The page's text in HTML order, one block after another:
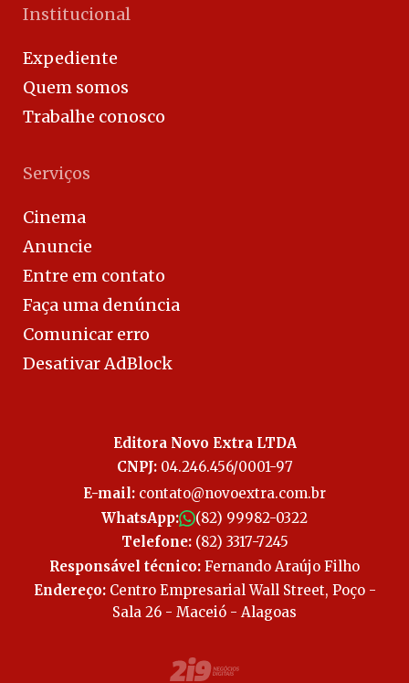
Institucional
Expediente
Quem somos
Trabalhe conosco
Serviços
Cinema
Anuncie
Entre em contato
Faça uma denúncia
Comunicar erro
Desativar AdBlock
Editora Novo Extra LTDA
CNPJ:04.246.456/0001-97
E-mail: contato@novoextra.com.br
WhatsApp:
(82) 99982-0322
Telefone:(82) 3317-7245
Responsável técnico: Fernando Araújo Filho
Endereço:Centro Empresarial Wall Street, Poço -
Sala 26 - Maceió - Alagoas